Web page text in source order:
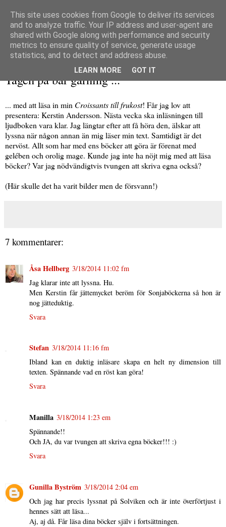
Tagen på bar gärning ...
... med att läsa in min Croissants till frukost! Får jag lov att
presentera: Kerstin Andersson. Nästa vecka ska inläsningen till
ljudboken vara klar. Jag längtar efter att få höra den, älskar att
lyssna när någon annan än mig läser min text. Samtidigt är det
nervöst. Allt som har med ens böcker att göra är förenat med
gelében och orolig mage. Kunde jag inte ha nöjt mig med att läsa
böcker? Var jag nödvändigtvis tvungen att skriva egna också?
(Här skulle det ha varit bilder men de försvann!)
7 kommentarer:
Åsa Hellberg 3/18/2014 11:02 fm
Jag klarar inte att lyssna. Hu.
Men Kerstin får jättemycket beröm för Sonjaböckerna så hon är
nog jätteduktig.
Svara
Stefan 3/18/2014 11:16 fm
Ibland kan en duktig inläsare skapa en helt ny dimension till
texten. Spännande vad en röst kan göra!
Svara
Manilla 3/18/2014 1:23 em
Spännande!!
Och JA, du var tvungen att skriva egna böcker!!! :)
Svara
Gunilla Byström 3/18/2014 2:04 em
Och jag har precis lyssnat på Solviken och är inte överförtjust i
hennes sätt att läsa...
Aj, aj då. Får läsa dina böcker själv i fortsättningen.
This site uses cookies from Google to deliver its services
and to analyze traffic. Your IP address and user-agent are
shared with Google along with performance and security
metrics to ensure quality of service, generate usage
statistics, and to detect and address abuse.
LEARN MORE GOT IT